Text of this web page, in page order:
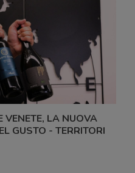
VENETE, LA NUOVA
GUSTO - TERRITORI